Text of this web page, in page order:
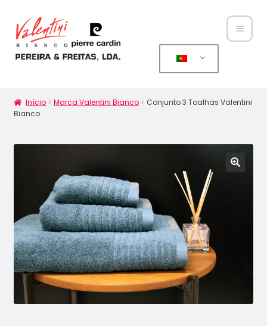
Sobre
Catál
ogo
Início Marca Valentini Bianco
Conjunto 3 Toalhas Valentini
Bianco